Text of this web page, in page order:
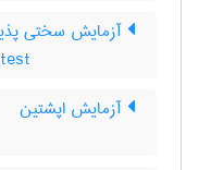
آزمایش سختی
آزمایش اپشتین